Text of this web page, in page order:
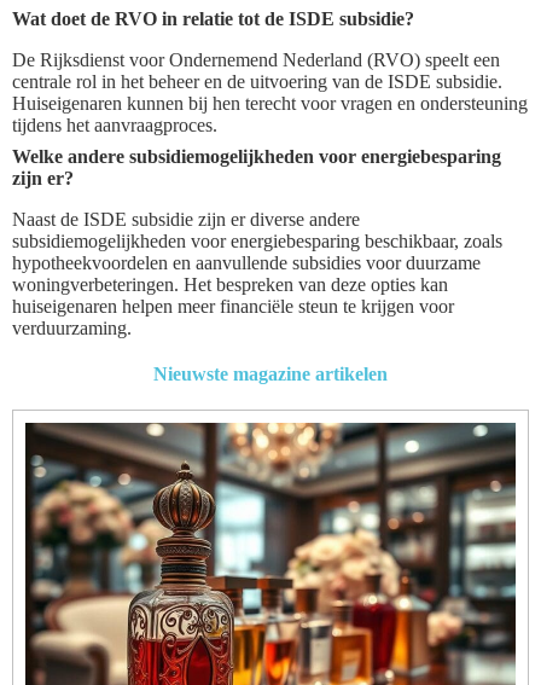
Wat doet de RVO in relatie tot de ISDE subsidie?
De Rijksdienst voor Ondernemend Nederland (RVO) speelt een
centrale rol in het beheer en de uitvoering van de ISDE subsidie.
Huiseigenaren kunnen bij hen terecht voor vragen en ondersteuning
tijdens het aanvraagproces.
Welke andere subsidiemogelijkheden voor energiebesparing
zijn er?
Naast de ISDE subsidie zijn er diverse andere
subsidiemogelijkheden voor energiebesparing beschikbaar, zoals
hypotheekvoordelen en aanvullende subsidies voor duurzame
woningverbeteringen. Het bespreken van deze opties kan
huiseigenaren helpen meer financiële steun te krijgen voor
verduurzaming.
Nieuwste magazine artikelen